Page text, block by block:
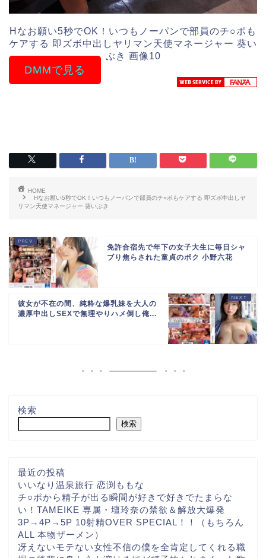
Hなお願い5秒でOK！いつもノーパンで部員のチ○ポも
ケアする 即ズボ中出しヤリマン天使マネージャー 葵い
ぶき 画像10
DMMで見る
HOME
Hなお願い5秒でOK！いつもノーパンで部員のチ○ポもケアする 即ズボ中出しヤ
リマン天使マネージャー 葵いぶき
免許合宿先で年下の女子大生に毎日シャ
ブり焦らされた童貞のボク 小野六花
彼女が不在の間、純粋な爆乳妹を大人の
濃厚中出しSEXで無理やりハメ倒し俺...
検索
検索
最近の投稿
いいなり温泉旅行 恋渕ももな
チ○ポから精子が出る瞬間が好きで好きでたまらな
い！TAMEIKE 専属・壇玲奈の禁欲＆解放大爆発
3P→4P→5P 10射精OVER SPECIAL！！（もちろん
ALL 本物ザーメン）
冴えないモテない女性不信の僕を全肯定してくれる職